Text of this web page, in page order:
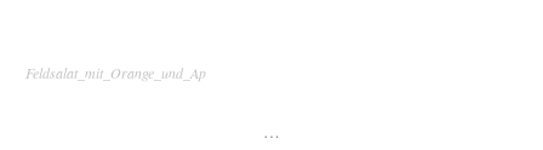
Feldsalat_mit_Orange_und_Ap
…